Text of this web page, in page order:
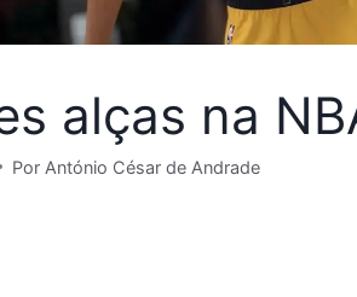
alças na
Por António César de Andrade